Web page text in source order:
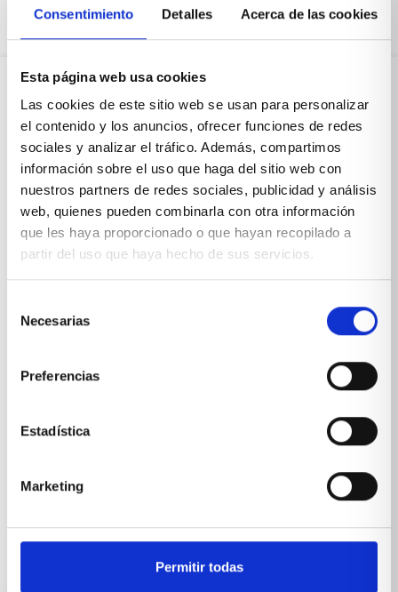
Consentimiento Detalles Acerca de las cookies
Esta página web usa cookies
Las cookies de este sitio web se usan para personalizar
el contenido y los anuncios, ofrecer funciones de redes
sociales y analizar el tráfico. Además, compartimos
información sobre el uso que haga del sitio web con
nuestros partners de redes sociales, publicidad y análisis
web, quienes pueden combinarla con otra información
que les haya proporcionado o que hayan recopilado a
partir del uso que haya hecho de sus servicios.
Necesarias
Preferencias
Estadística
Marketing
Permitir todas
Sobre Xíkara
Inicio
Blog
Reseñas Google
SOLICITA UNA CITA
Condiciones de venta
Carpintería a medida
Proyectos